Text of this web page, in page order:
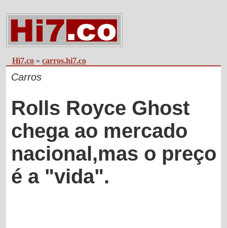
Hi7.co »carros.hi7.co
Carros
Rolls Royce Ghost
chega ao mercado
nacional,mas o preço
é a "vida".